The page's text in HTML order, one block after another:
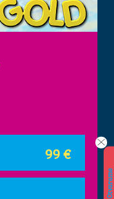
O
t
v
a
r
a
m
o
2
9.
5.
2
0
2
6.
!
!
99 €